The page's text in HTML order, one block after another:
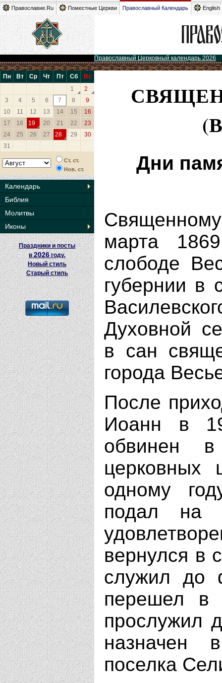
Православие.Ru Поместные Церкви Православный Календарь English
Православный Церковный календарь 2026
Пн Вт Ср Чт Пт Сб
Вс
1
2
3
4 5 6 7 8
9
10
11 12 13 14 15
16
17
18 19 20 21 22
23
24
25 26 27 28 29
30
31
Ст. ст.
Нов. ст.
Календарь
Библия
Молитвы
Иконы
Праздники и посты
в 2026 году.
Новый стиль
Старый стиль
Дни
марта
слободе
губернии в
Духовной
в сан
города
После
Иоанн в
обвинен в
церковных
одному
подал на
вернулся в
служил до
перешел в
прослужил
назначен
поселка